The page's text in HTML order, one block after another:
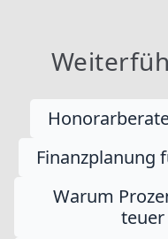
Finanzplanung
Warum